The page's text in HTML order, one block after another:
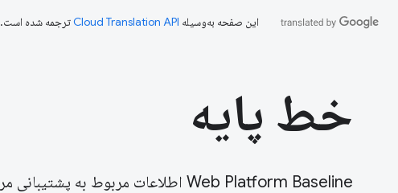
این صفحه به‌وسیله ترجمه شده است.
خط پایه
Web Platform Baseline اطلاعات مربوط به پشتیبانی مرورگر از ویژگی های پلت فرم وب را شفاف می کند.